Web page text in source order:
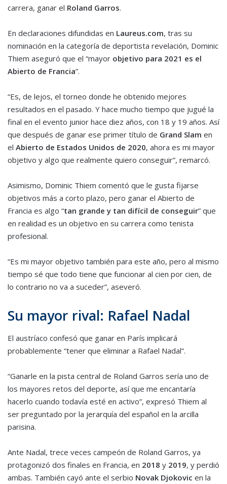
carrera, ganar el Roland Garros.
En declaraciones difundidas en Laureus.com, tras su
nominación en la categoría de deportista revelación, Dominic
Thiem aseguró que el “mayor objetivo para 2021 es el
Abierto de Francia”.
“Es, de lejos, el torneo donde he obtenido mejores
resultados en el pasado. Y hace mucho tiempo que jugué la
final en el evento junior hace diez años, con 18 y 19 años. Así
que después de ganar ese primer título de Grand Slam en
el Abierto de Estados Unidos de 2020, ahora es mi mayor
objetivo y algo que realmente quiero conseguir”, remarcó.
Asimismo, Dominic Thiem comentó que le gusta fijarse
objetivos más a corto plazo, pero ganar el Abierto de
Francia es algo “tan grande y tan difícil de conseguir” que
en realidad es un objetivo en su carrera como tenista
profesional.
“Es mi mayor objetivo también para este año, pero al mismo
tiempo sé que todo tiene que funcionar al cien por cien, de
lo contrario no va a suceder”, aseveró.
Su mayor rival: Rafael Nadal
El austríaco confesó que ganar en París implicará
probablemente “tener que eliminar a Rafael Nadal”.
“Ganarle en la pista central de Roland Garros sería uno de
los mayores retos del deporte, así que me encantaría
hacerlo cuando todavía esté en activo”, expresó Thiem al
ser preguntado por la jerarquía del español en la arcilla
parisina.
Ante Nadal, trece veces campeón de Roland Garros, ya
protagonizó dos finales en Francia, en 2018 y 2019, y perdió
ambas. También cayó ante el serbio Novak Djokovic en la